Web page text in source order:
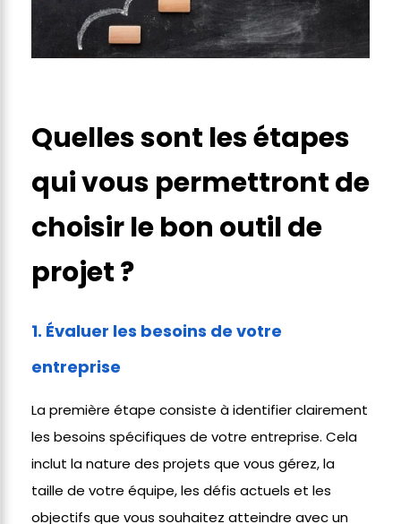
Quelles sont les étapes
qui vous permettront de
choisir le bon outil de
projet ?
1. Évaluer les besoins de votre
entreprise
La première étape consiste à identifier clairement
les besoins spécifiques de votre entreprise. Cela
inclut la nature des projets que vous gérez, la
taille de votre équipe, les défis actuels et les
objectifs que vous souhaitez atteindre avec un